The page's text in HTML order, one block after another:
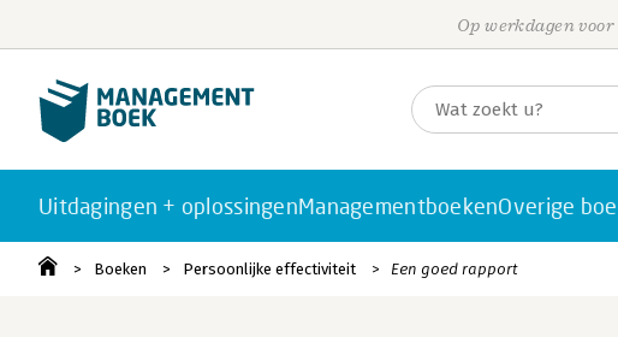
Op werkdagen
Uitdagingen + oplossingenManagementboekenOverige
Boeken Persoonlijke effectiviteit Een goed rapport